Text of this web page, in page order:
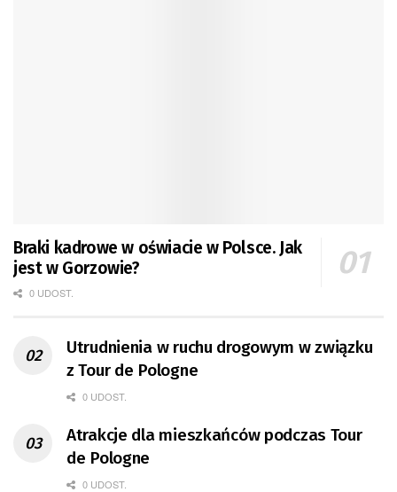
Braki kadrowe w oświacie w Polsce. Jak
jest w Gorzowie?
0 UDOST.
Utrudnienia w ruchu drogowym w związku
z Tour de Pologne
0 UDOST.
Atrakcje dla mieszkańców podczas Tour
de Pologne
0 UDOST.